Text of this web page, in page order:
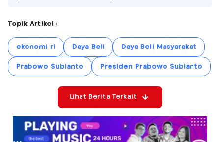
Topik Artikel :
ekonomi ri Daya Beli Daya Beli Masyarakat
Prabowo Subianto Presiden Prabowo Subianto
Lihat Berita Terkait